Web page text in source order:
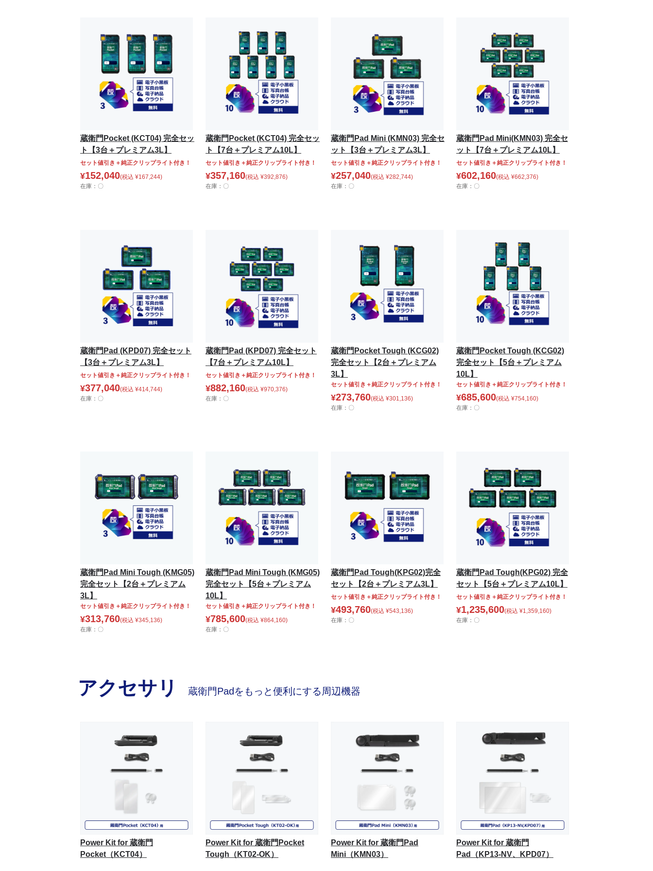
蔵衛門Pocket (KCT04) 完全セッ
ト【3台＋プレミアム3L】
セット値引き＋純正クリップライト付き！
¥152,040(税込 ¥167,244)
在庫：〇
蔵衛門Pocket (KCT04) 完全セッ
ト【7台＋プレミアム10L】
セット値引き＋純正クリップライト付き！
¥357,160(税込 ¥392,876)
在庫：〇
蔵衛門Pad Mini (KMN03) 完全セ
ット【3台＋プレミアム3L】
セット値引き＋純正クリップライト付き！
¥257,040(税込 ¥282,744)
在庫：〇
蔵衛門Pad Mini(KMN03) 完全セ
ット【7台＋プレミアム10L】
セット値引き＋純正クリップライト付き！
¥602,160(税込 ¥662,376)
在庫：〇
蔵衛門Pad (KPD07) 完全セット
【3台＋プレミアム3L】
セット値引き＋純正クリップライト付き！
¥377,040(税込 ¥414,744)
在庫：〇
蔵衛門Pad (KPD07) 完全セット
【7台＋プレミアム10L】
セット値引き＋純正クリップライト付き！
¥882,160(税込 ¥970,376)
在庫：〇
蔵衛門Pocket Tough (KCG02)
完全セット【2台＋プレミアム
3L】
セット値引き＋純正クリップライト付き！
¥273,760(税込 ¥301,136)
在庫：〇
蔵衛門Pocket Tough (KCG02)
完全セット【5台＋プレミアム
10L】
セット値引き＋純正クリップライト付き！
¥685,600(税込 ¥754,160)
在庫：〇
蔵衛門Pad Mini Tough (KMG05)
完全セット【2台＋プレミアム
3L】
セット値引き＋純正クリップライト付き！
¥313,760(税込 ¥345,136)
在庫：〇
蔵衛門Pad Mini Tough (KMG05)
完全セット【5台＋プレミアム
10L】
セット値引き＋純正クリップライト付き！
¥785,600(税込 ¥864,160)
在庫：〇
蔵衛門Pad Tough(KPG02)完全
セット【2台＋プレミアム3L】
セット値引き＋純正クリップライト付き！
¥493,760(税込 ¥543,136)
在庫：〇
蔵衛門Pad Tough(KPG02) 完全
セット【5台＋プレミアム10L】
セット値引き＋純正クリップライト付き！
¥1,235,600(税込 ¥1,359,160)
在庫：〇
アクセサリ 蔵衛門Padをもっと便利にする周辺機器
Power Kit for 蔵衛門
Pocket（KCT04）
Power Kit for 蔵衛門Pocket
Tough（KT02-OK）
Power Kit for 蔵衛門Pad
Mini（KMN03）
Power Kit for 蔵衛門
Pad（KP13-NV、KPD07）